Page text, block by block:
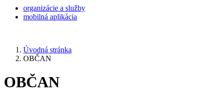
organizácie a služby
mobilná aplikácia
Úvodná stránka
OBČAN
OBČAN